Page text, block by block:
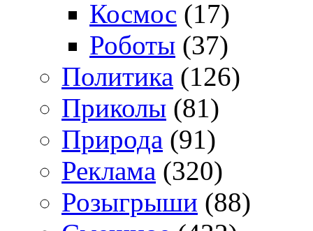
Космос (17)
Роботы (37)
Политика (126)
Приколы (81)
Природа (91)
Реклама (320)
Розыгрыши (88)